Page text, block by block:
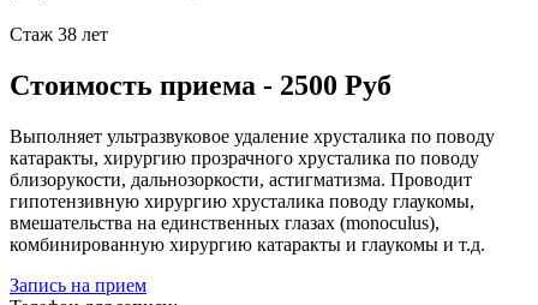
Стаж 38 лет
Стоимость приема - 2500 Руб
Выполняет ультразвуковое удаление хрусталика по поводу
катаракты, хирургию прозрачного хрусталика по поводу
близорукости, дальнозоркости, астигматизма. Проводит
гипотензивную хирургию хрусталика поводу глаукомы,
вмешательства на единственных глазах (monoculus),
комбинированную хирургию катаракты и глаукомы и т.д.
Запись на прием